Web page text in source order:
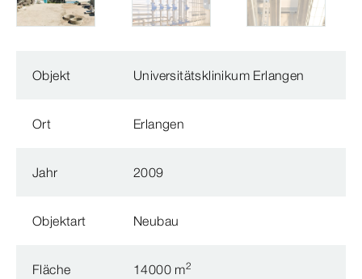
Objekt Universitätsklinikum Erlangen
Ort Erlangen
Jahr 2009
Objektart Neubau
Fläche 14000 m2